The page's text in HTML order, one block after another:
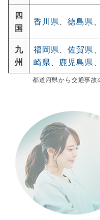
四
国
香川県、徳島県
九
州
福岡県、佐賀県
崎県、 鹿児島県
都道府県から交通事故